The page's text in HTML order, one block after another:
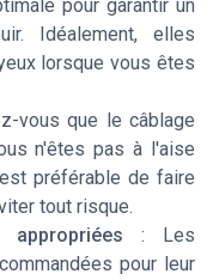
pour garantir un
Idéalement, elles
lorsque vous êtes
vous que le câblage
n'êtes pas à l'aise
préférable de faire
tout risque.
: Les
pour leur